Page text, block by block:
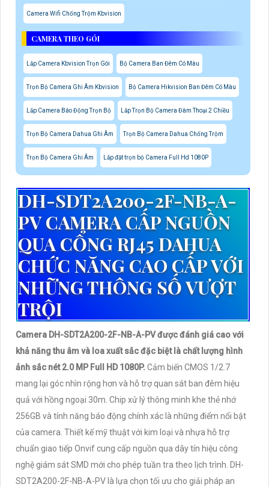
Camera Wifi Chống Trộm Kbvision
CAMERA THEO GÓI
Lắp Camera Kbvision Trọn Gói Bộ Camera Ban Đêm Có Màu
Trọn Bộ Camera Ghi Âm Kbvision Bộ Camera Hikvision Ban Đêm Có Màu
Lắp Camera Báo Động Trọn Bộ Lắp Trọn Bộ Camera Đàm Thoại 2 Chiều
Trọn Bộ Camera Dahua Ghi Âm Trọn Bộ Camera Dahua Chống Trộm
Trọn Bộ Camera Ghi Âm Lắp đặt trọn bộ Camera Full Hd 1080P
DH-SDT2A200-2F-NB-A-
PV CAMERA CẤP NGUỒN
QUA CỔNG RJ45 DAHUA
CHỨC NĂNG CAO CẤP VỚI
NHỮNG THÔNG SỐ VƯỢT
TRỘI
Camera DH-SDT2A200-2F-NB-A-PV được đánh giá cao với
khả năng thu âm và loa xuất sắc đặc biệt là chất lượng hình
ảnh sắc nét 2.0 MP Full HD 1080P. Cảm biến CMOS 1/2.7
mang lại góc nhìn rộng hơn và hỗ trợ quan sát ban đêm hiệu
quả với hồng ngoại 30m. Chip xử lý thông minh khe thẻ nhớ
256GB và tính năng báo động chính xác là những điểm nổi bật
của camera. Thiết kế mỹ thuật với kim loại và nhựa hỗ trợ
chuẩn giao tiếp Onvif cung cấp nguồn qua dây tín hiệu công
nghệ giám sát SMD mới cho phép tuần tra theo lịch trình. DH-
SDT2A200-2F-NB-A-PV là lựa chọn tối ưu cho giải pháp an